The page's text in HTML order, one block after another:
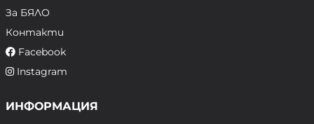
За БЯЛО
Контакти
Facebook
Instagram
ИНФОРМАЦИЯ